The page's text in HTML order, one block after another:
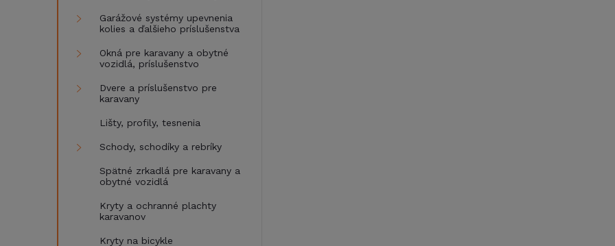
Garážové systémy upevnenia
kolies a ďalšieho príslušenstva
Okná pre karavany a obytné
vozidlá, príslušenstvo
Dvere a príslušenstvo pre
karavany
Lišty, profily, tesnenia
Schody, schodíky a rebríky
Spätné zrkadlá pre karavany a
obytné vozidlá
Kryty a ochranné plachty
karavanov
Kryty na bicykle